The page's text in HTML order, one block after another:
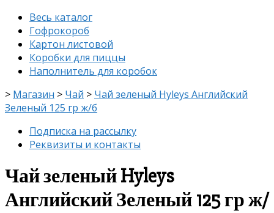
Весь каталог
Гофрокороб
Картон листовой
Коробки для пиццы
Наполнитель для коробок
> Магазин > Чай > Чай зеленый Hyleys Английский
Зеленый 125 гр ж/б
Подписка на рассылку
Реквизиты и контакты
Чай зеленый Hyleys
Английский Зеленый 125 гр ж/